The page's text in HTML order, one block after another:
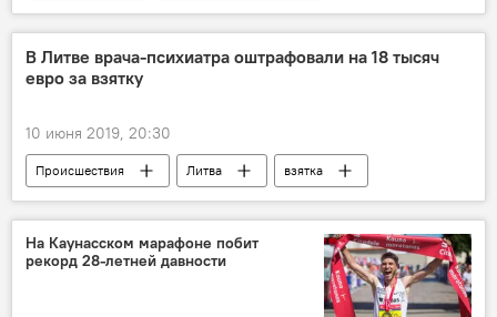
Литва
экономика
В Литве врача-психиатра оштрафовали на 18 тысяч
евро за взятку
10 июня 2019, 20:30
Происшествия Литва взятка
На Каунасском марафоне побит
рекорд 28-летней давности